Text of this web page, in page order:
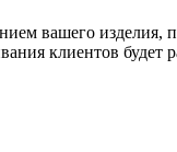
вашего изделия,
клиентов